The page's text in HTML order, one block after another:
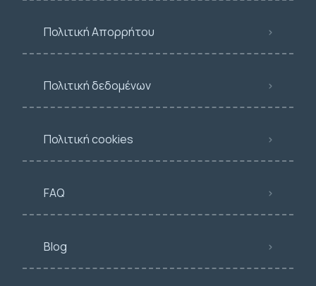
Πολιτική Απορρήτου
Πολιτική δεδομένων
Πολιτική cookies
FAQ
Blog